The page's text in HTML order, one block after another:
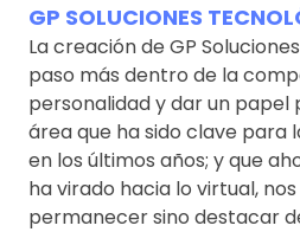
GP SOLUCIONES
La creación de GP
paso más dentro de la
personalidad y dar un papel
área que ha sido clave para
en los últimos años; y que
ha virado hacia lo virtual,
permanecer sino destacar